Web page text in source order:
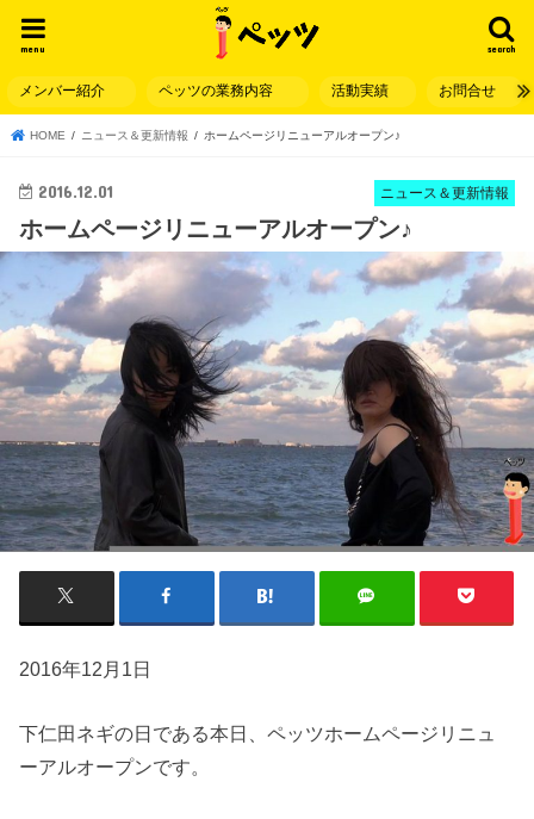
search
menu
メンバー紹介 ペッツの業務内容 活動実績 お問合せ
HOME ニュース＆更新情報 ホームページリニューアルオープン♪
ニュース＆更新情報
2016.12.01
ホームページリニューアルオープン♪
2016年12月1日
下仁田ネギの日である本日、ペッツホームページリニュ
ーアルオープンです。